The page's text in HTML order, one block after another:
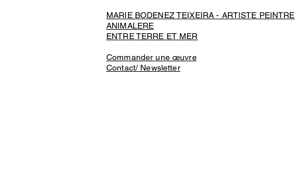
MARIE BODENEZ TEIXEIRA - ARTISTE PEINTRE
ANIMALERE
ENTRE TERRE ET MER
Commander une œuvre
Contact/ Newsletter